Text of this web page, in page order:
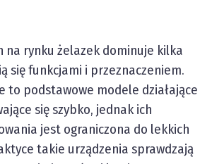
na rynku żelazek dominuje kilka
się funkcjami i przeznaczeniem.
to podstawowe modele działające
się szybko, jednak ich
jest ograniczona do lekkich
takie urządzenia sprawdzają